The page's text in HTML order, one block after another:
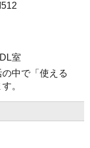
室
中で「使える
。